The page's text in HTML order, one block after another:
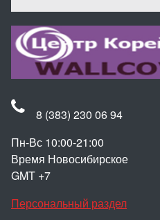
8 (383) 230 06 94
Пн-Вс 10:00-21:00
Время Новосибирское
GMT +7
Персональный раздел